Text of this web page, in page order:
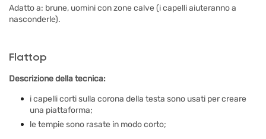
Adatto a: brune, uomini con zone calve (i capelli aiuteranno a
nasconderle).
Flattop
Descrizione della tecnica:
i capelli corti sulla corona della testa sono usati per creare
una piattaforma;
le tempie sono rasate in modo corto;